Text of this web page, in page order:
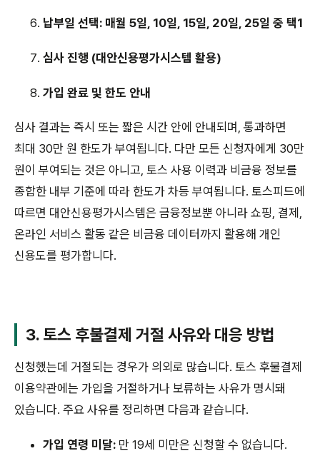
납부일 선택: 매월 5일, 10일, 15일, 20일, 25일 중 택1
심사 진행 (대안신용평가시스템 활용)
가입 완료 및 한도 안내
심사 결과는 즉시 또는 짧은 시간 안에 안내되며, 통과하면
최대 30만 원 한도가 부여됩니다. 다만 모든 신청자에게 30만
원이 부여되는 것은 아니고, 토스 사용 이력과 비금융 정보를
종합한 내부 기준에 따라 한도가 차등 부여됩니다. 토스피드에
따르면 대안신용평가시스템은 금융정보뿐 아니라 쇼핑, 결제,
온라인 서비스 활동 같은 비금융 데이터까지 활용해 개인
신용도를 평가합니다.
3. 토스 후불결제 거절 사유와 대응 방법
신청했는데 거절되는 경우가 의외로 많습니다. 토스 후불결제
이용약관에는 가입을 거절하거나 보류하는 사유가 명시돼
있습니다. 주요 사유를 정리하면 다음과 같습니다.
가입 연령 미달: 만 19세 미만은 신청할 수 없습니다.